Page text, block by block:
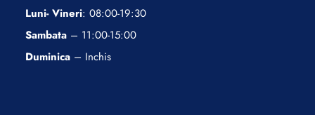
Luni- Vineri: 08:00-19:30
Sambata – 11:00-15:00
Duminica – Inchis